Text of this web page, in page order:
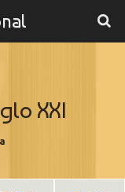
XXI